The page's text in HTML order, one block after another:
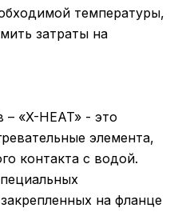
температуры,
затраты на
«X-HEAT» - это
элемента,
контакта с водой.
на фланце